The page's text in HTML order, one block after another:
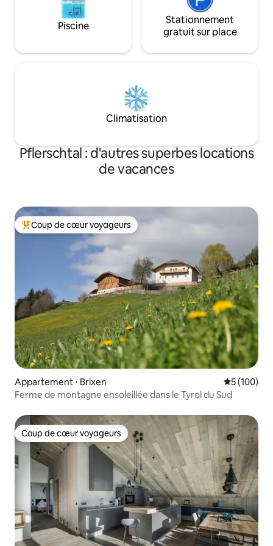
Piscine
Stationnement
gratuit sur place
Climatisation
Pflerschtal : d'autres superbes locations
de vacances
Coups de cœur voyageurs les plus appréciés
Coup de cœur voyageurs
Appartement ⋅ Brixen Évaluation
5 (100)
Ferme de montagne ensoleillée dans le Tyrol du Sud
Coup de cœur voyageurs
Coup de cœur voyageurs